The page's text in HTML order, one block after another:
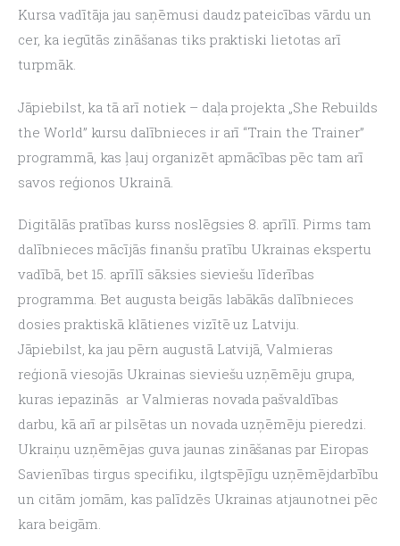
Kursa vadītāja jau saņēmusi daudz pateicības vārdu un
cer, ka iegūtās zināšanas tiks praktiski lietotas arī
turpmāk.
Jāpiebilst, ka tā arī notiek – daļa projekta „She Rebuilds
the World” kursu dalībnieces ir arī “Train the Trainer”
programmā, kas ļauj organizēt apmācības pēc tam arī
savos reģionos Ukrainā.
Digitālās pratības kurss noslēgsies 8. aprīlī. Pirms tam
dalībnieces mācījās finanšu pratību Ukrainas ekspertu
vadībā, bet 15. aprīlī sāksies sieviešu līderības
programma. Bet augusta beigās labākās dalībnieces
dosies praktiskā klātienes vizītē uz Latviju.
Jāpiebilst, ka jau pērn augustā Latvijā, Valmieras
reģionā viesojās Ukrainas sieviešu uzņēmēju grupa,
kuras iepazinās  ar Valmieras novada pašvaldības
darbu, kā arī ar pilsētas un novada uzņēmēju pieredzi.
Ukraiņu uzņēmējas guva jaunas zināšanas par Eiropas
Savienības tirgus specifiku, ilgtspējīgu uzņēmējdarbību
un citām jomām, kas palīdzēs Ukrainas atjaunotnei pēc
kara beigām.